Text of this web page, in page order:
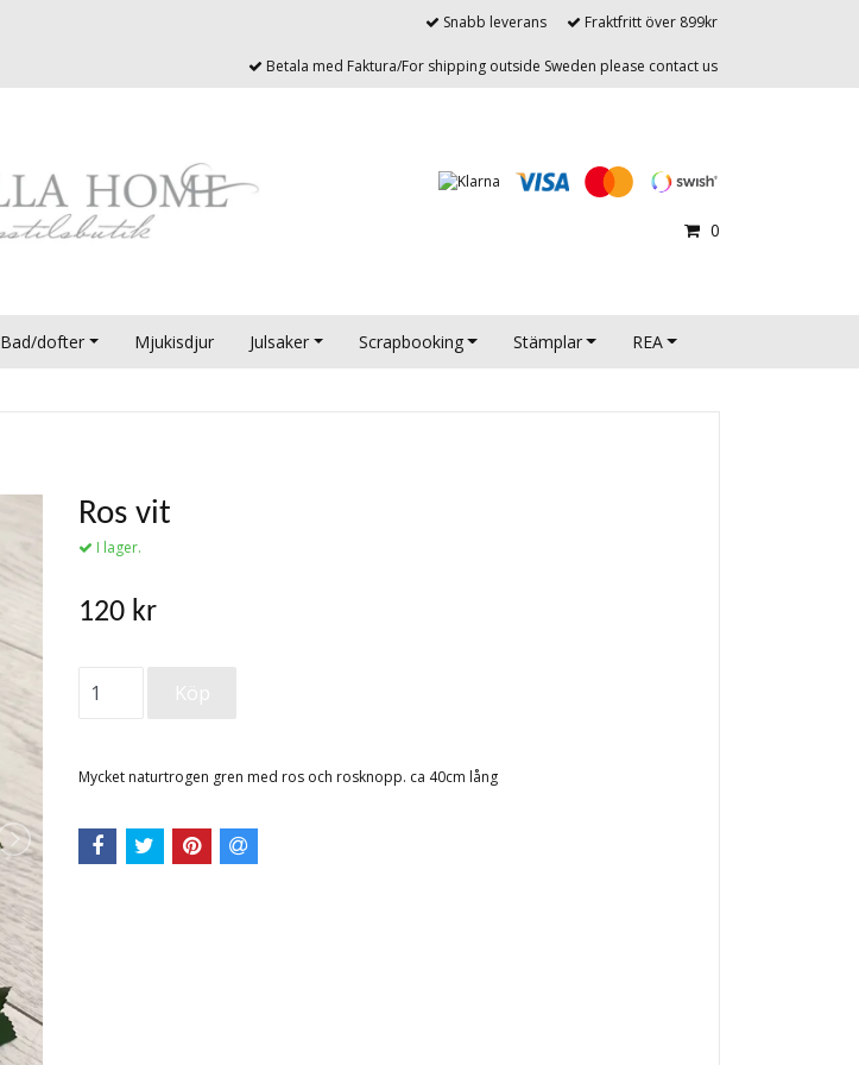
Snabb leverans Fraktfritt över 899kr
Betala med Faktura/For shipping outside Sweden please contact us
0
Bad/dofter Mjukisdjur Julsaker Scrapbooking Stämplar REA
Ros vit
I lager.
120 kr
Mycket naturtrogen gren med ros och rosknopp. ca 40cm lång